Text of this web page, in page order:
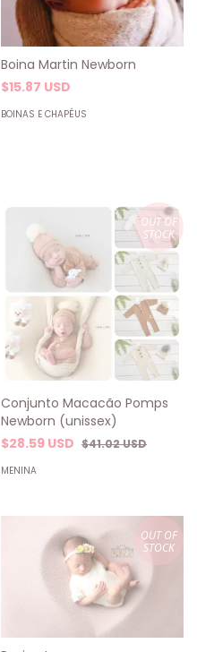
Boina Martin Newborn
$15.87 USD
BOINAS E CHAPÉUS
OUT OF
STOCK
Conjunto Macacão Pomps
Newborn (unissex)
$28.59 USD $41.02 USD
MENINA
OUT OF
STOCK